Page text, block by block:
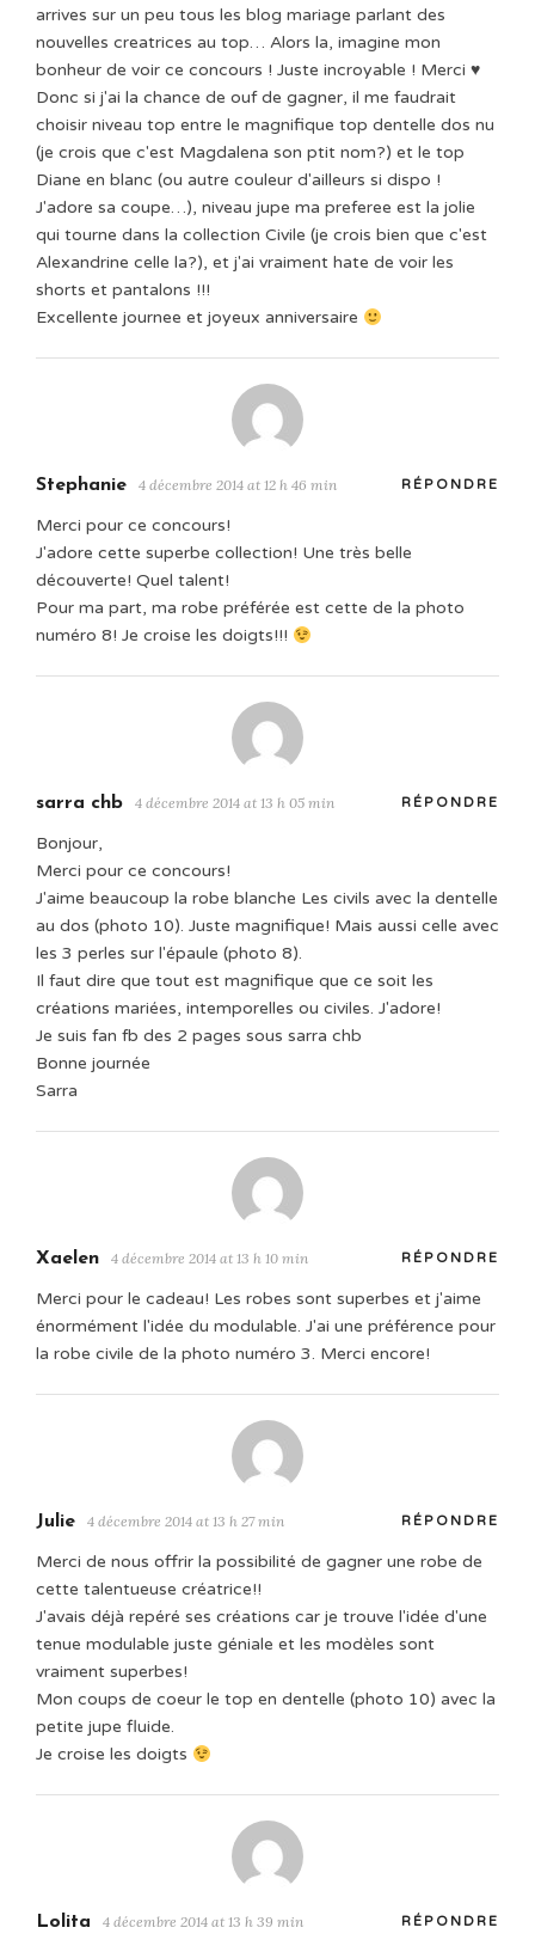
arrives sur un peu tous les blog mariage parlant des
nouvelles creatrices au top… Alors la, imagine mon
bonheur de voir ce concours ! Juste incroyable ! Merci ♥
Donc si j'ai la chance de ouf de gagner, il me faudrait
choisir niveau top entre le magnifique top dentelle dos nu
(je crois que c'est Magdalena son ptit nom?) et le top
Diane en blanc (ou autre couleur d'ailleurs si dispo !
J'adore sa coupe…), niveau jupe ma preferee est la jolie
qui tourne dans la collection Civile (je crois bien que c'est
Alexandrine celle la?), et j'ai vraiment hate de voir les
shorts et pantalons !!!
Excellente journee et joyeux anniversaire
Stephanie 4 décembre 2014 at 12 h 46 min RÉPONDRE
Merci pour ce concours!
J'adore cette superbe collection! Une très belle
découverte! Quel talent!
Pour ma part, ma robe préférée est cette de la photo
numéro 8! Je croise les doigts!!!
sarra chb 4 décembre 2014 at 13 h 05 min RÉPONDRE
Bonjour,
Merci pour ce concours!
J'aime beaucoup la robe blanche Les civils avec la dentelle
au dos (photo 10). Juste magnifique! Mais aussi celle avec
les 3 perles sur l'épaule (photo 8).
Il faut dire que tout est magnifique que ce soit les
créations mariées, intemporelles ou civiles. J'adore!
Je suis fan fb des 2 pages sous sarra chb
Bonne journée
Sarra
Xaelen 4 décembre 2014 at 13 h 10 min RÉPONDRE
Merci pour le cadeau! Les robes sont superbes et j'aime
énormément l'idée du modulable. J'ai une préférence pour
la robe civile de la photo numéro 3. Merci encore!
Julie 4 décembre 2014 at 13 h 27 min RÉPONDRE
Merci de nous offrir la possibilité de gagner une robe de
cette talentueuse créatrice!!
J'avais déjà repéré ses créations car je trouve l'idée d'une
tenue modulable juste géniale et les modèles sont
vraiment superbes!
Mon coups de coeur le top en dentelle (photo 10) avec la
petite jupe fluide.
Je croise les doigts
Lolita 4 décembre 2014 at 13 h 39 min RÉPONDRE